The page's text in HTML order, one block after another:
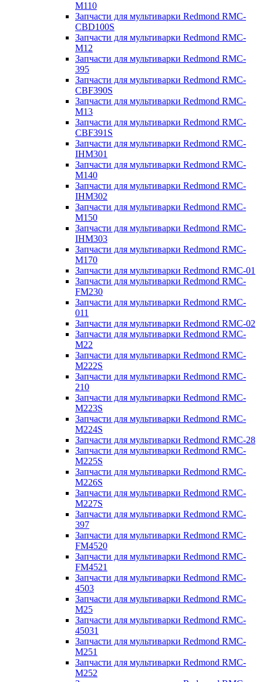
M110
Запчасти для мультиварки Redmond RMC-
CBD100S
Запчасти для мультиварки Redmond RMC-
M12
Запчасти для мультиварки Redmond RMC-
395
Запчасти для мультиварки Redmond RMC-
CBF390S
Запчасти для мультиварки Redmond RMC-
M13
Запчасти для мультиварки Redmond RMC-
CBF391S
Запчасти для мультиварки Redmond RMC-
IHM301
Запчасти для мультиварки Redmond RMC-
M140
Запчасти для мультиварки Redmond RMC-
IHM302
Запчасти для мультиварки Redmond RMC-
M150
Запчасти для мультиварки Redmond RMC-
IHM303
Запчасти для мультиварки Redmond RMC-
M170
Запчасти для мультиварки Redmond RMC-01
Запчасти для мультиварки Redmond RMC-
FM230
Запчасти для мультиварки Redmond RMC-
011
Запчасти для мультиварки Redmond RMC-02
Запчасти для мультиварки Redmond RMC-
M22
Запчасти для мультиварки Redmond RMC-
M222S
Запчасти для мультиварки Redmond RMC-
210
Запчасти для мультиварки Redmond RMC-
M223S
Запчасти для мультиварки Redmond RMC-
M224S
Запчасти для мультиварки Redmond RMC-28
Запчасти для мультиварки Redmond RMC-
M225S
Запчасти для мультиварки Redmond RMC-
M226S
Запчасти для мультиварки Redmond RMC-
M227S
Запчасти для мультиварки Redmond RMC-
397
Запчасти для мультиварки Redmond RMC-
FM4520
Запчасти для мультиварки Redmond RMC-
FM4521
Запчасти для мультиварки Redmond RMC-
4503
Запчасти для мультиварки Redmond RMC-
M25
Запчасти для мультиварки Redmond RMC-
45031
Запчасти для мультиварки Redmond RMC-
M251
Запчасти для мультиварки Redmond RMC-
M252